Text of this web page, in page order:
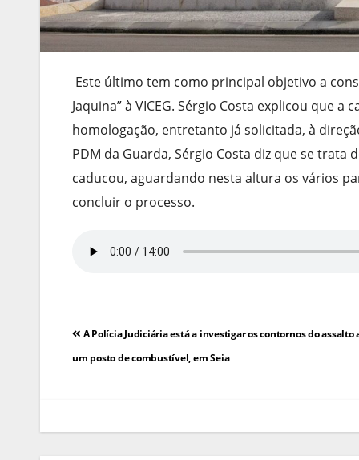
Este último tem como principal objetivo a
Jaquina” à VICEG. Sérgio Costa explicou que
homologação, entretanto já solicitada, à
PDM da Guarda, Sérgio Costa diz que se
caducou, aguardando nesta altura os vários
concluir o processo.
Navegação
de
A Polícia Judiciária está a investigar os contornos do assalto
um posto de combustível, em Seia